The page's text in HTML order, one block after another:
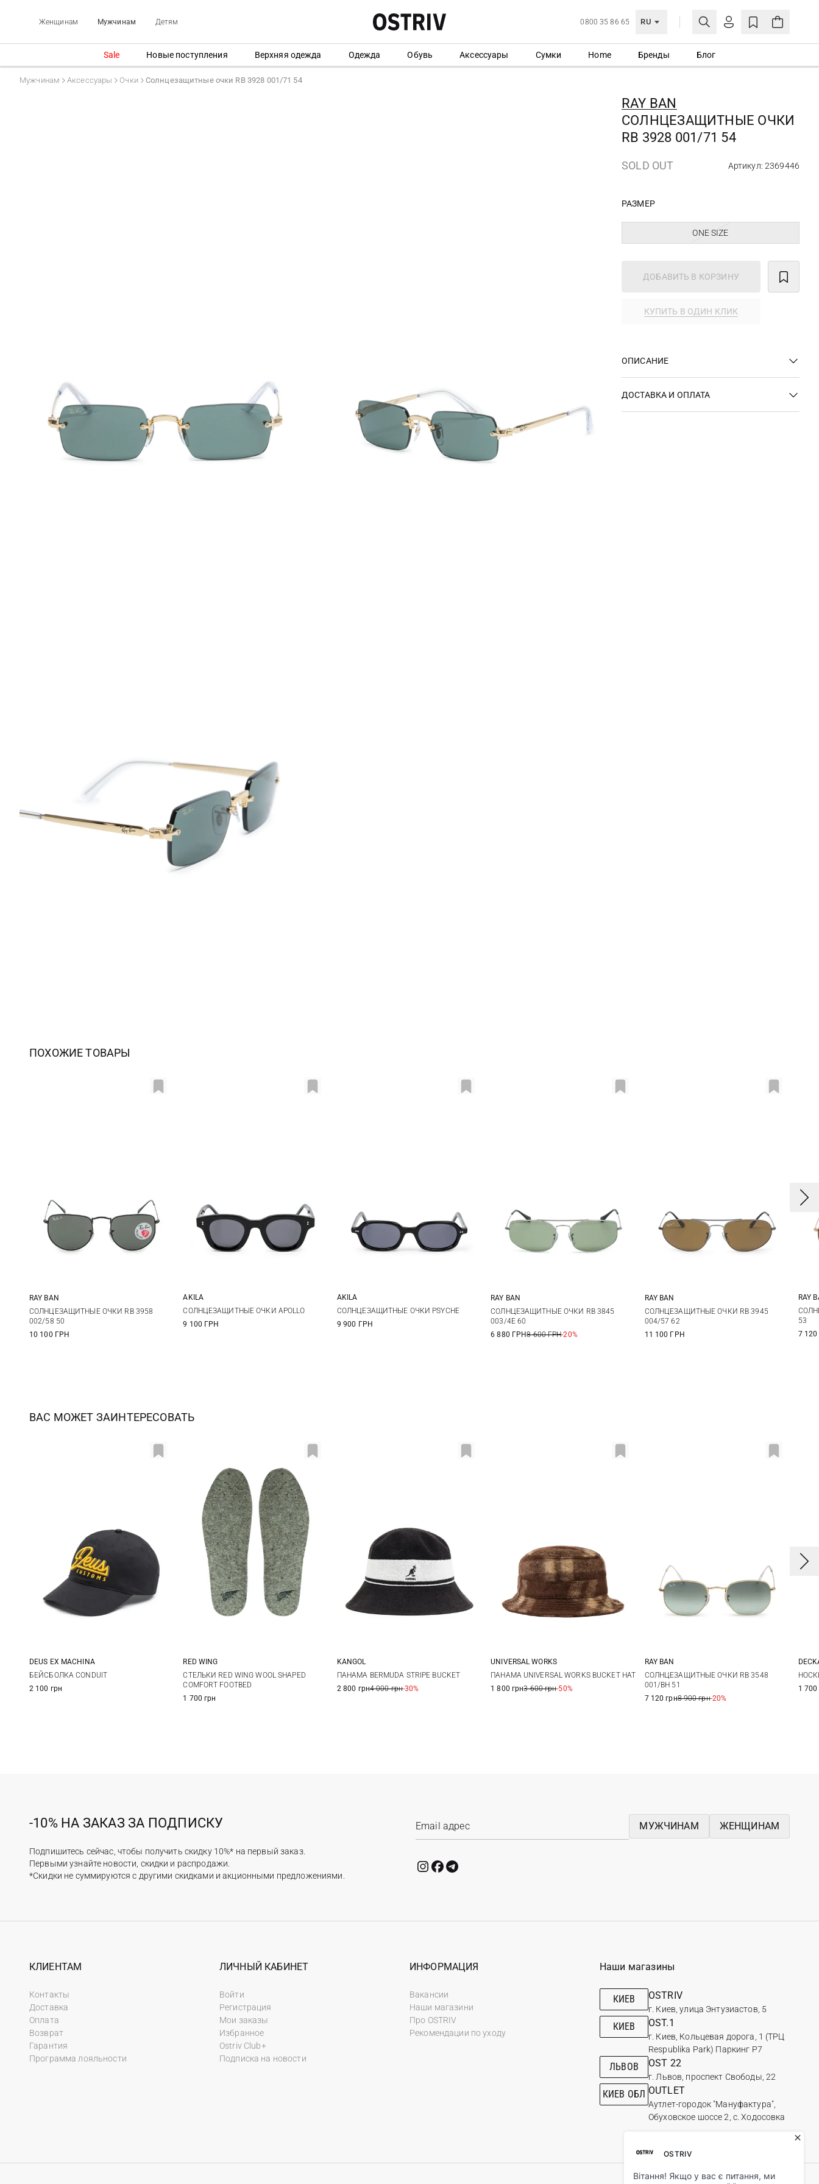
Женщинам Мужчинам Детям 0800 35 86 65 RU
ЛИЧНЫЙ КАБИНЕТ
Еще не зарегистрированы?
СОЗДАТЬ УЧЕТНУЮ ЗАПИСЬ
Sale Новые поступления Верхняя одежда Одежда Обувь Аксессуары Сумки Home Бренды Блог
Мужчинам Аксессуары Очки Солнцезащитные очки RB 3928 001/71 54
RAY BAN
СОЛНЦЕЗАЩИТНЫЕ ОЧКИ
RB 3928 001/71 54
SOLD OUT Артикул: 2369446
РАЗМЕР
ONE SIZE
ДОБАВИТЬ В КОРЗИНУ
КУПИТЬ В ОДИН КЛИК
ОПИСАНИЕ
ДОСТАВКА И ОПЛАТА
ПОХОЖИЕ ТОВАРЫ
One size
RAY BAN
СОЛНЦЕЗАЩИТНЫЕ ОЧКИ RB 3958
002/58 50
10 100 ГРН
One size
AKILA
СОЛНЦЕЗАЩИТНЫЕ ОЧКИ APOLLO
9 100 ГРН
One size
AKILA
СОЛНЦЕЗАЩИТНЫЕ ОЧКИ PSYCHE
9 900 ГРН
One size
RAY BAN
СОЛНЦЕЗАЩИТНЫЕ ОЧКИ RB 3845
003/4E 60
6 880 ГРН8 600 ГРН-20%
One size
RAY BAN
СОЛНЦЕЗАЩИТНЫЕ ОЧКИ RB 3945
004/57 62
11 100 ГРН
RAY
53
7
ВАС МОЖЕТ ЗАИНТЕРЕСОВАТЬ
One size
DEUS EX MACHINА
БЕЙСБОЛКА CONDUIT
2 100 грн
XS S M
XL
RED WING
СТЕЛЬКИ RED WING WOOL SHAPED
COMFORT FOOTBED
1 700 грн
S M L XL
KANGOL
ПАНАМА BERMUDA STRIPE BUCKET
2 800 грн4 000 грн-30%
M L
UNIVERSAL WORKS
ПАНАМА UNIVERSAL WORKS BUCKET HAT
1 800 грн3 600 грн-50%
One size
RAY BAN
СОЛНЦЕЗАЩИТНЫЕ ОЧКИ RB 3548
001/BH 51
7 120 грн8 900 грн-20%
1
1 700
-10% НА ЗАКАЗ ЗА ПОДПИСКУ
Подпишитесь сейчас, чтобы получить скидку 10%* на первый заказ.
Первыми узнайте новости, скидки и распродажи.
*Скидки не суммируются с другими скидками и акционными предложениями.
МУЖЧИНАМ ЖЕНЩИНАМ
КЛИЕНТАМ
Контакты
Доставка
Оплата
Возврат
Гарантия
Программа лояльности
ЛИЧНЫЙ КАБИНЕТ
Войти
Регистрация
Мои заказы
Избранное
Ostriv Club+
Подписка на новости
ИНФОРМАЦИЯ
Вакансии
Наши магазини
Про OSTRIV
Рекомендации по уходу
Наши магазины
КИЕВ OSTRIV
г. Киев, улица Энтузиастов, 5
КИЕВ OST.1
г. Киев, Кольцевая дорога, 1 (ТРЦ
Respublika Park) Паркинг Р7
ЛЬВОВ OST 22
г. Львов, проспект Свободы, 22
КИЕВ ОБЛ OUTLET
Аутлет-городок "Мануфактура",
Обуховское шоссе 2, с. Ходосовка